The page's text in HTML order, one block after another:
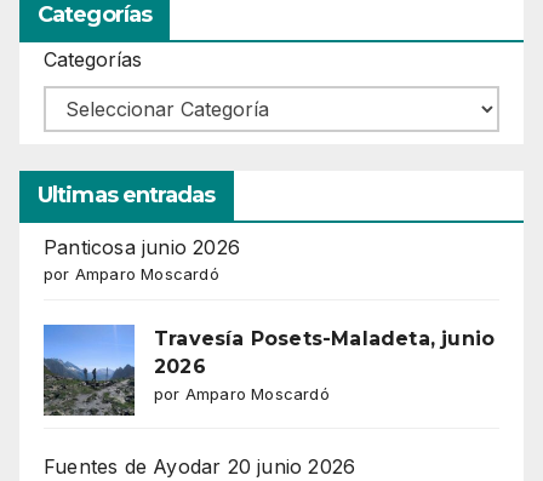
Categorías
Categorías
Ultimas entradas
Panticosa junio 2026
por Amparo Moscardó
Travesía Posets-Maladeta, junio
2026
por Amparo Moscardó
Fuentes de Ayodar 20 junio 2026